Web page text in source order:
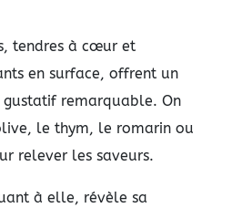
tendres à cœur et
en surface, offrent un
remarquable. On
le thym, le romarin ou
relever les saveurs.
à elle, révèle sa